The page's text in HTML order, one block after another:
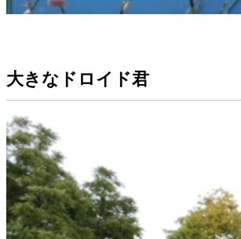
大きなドロイド君